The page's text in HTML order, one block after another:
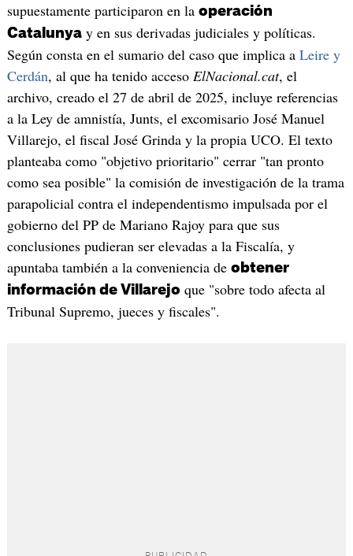
supuestamente participaron en la operación
Catalunyay en sus derivadas judiciales y políticas.
Según consta en el sumario del caso que implica a Leire y
Cerdán, al que ha tenido acceso ElNacional.cat, el
archivo, creado el 27 de abril de 2025, incluye referencias
a la Ley de amnistía, Junts, el excomisario José Manuel
Villarejo, el fiscal José Grinda y la propia UCO. El texto
planteaba como "objetivo prioritario" cerrar "tan pronto
como sea posible" la comisión de investigación de la trama
parapolicial contra el independentismo impulsada por el
gobierno del PP de Mariano Rajoy para que sus
conclusiones pudieran ser elevadas a la Fiscalía, y
apuntaba también a la conveniencia de obtener
información de Villarejo que "sobre todo afecta al
Tribunal Supremo, jueces y fiscales".